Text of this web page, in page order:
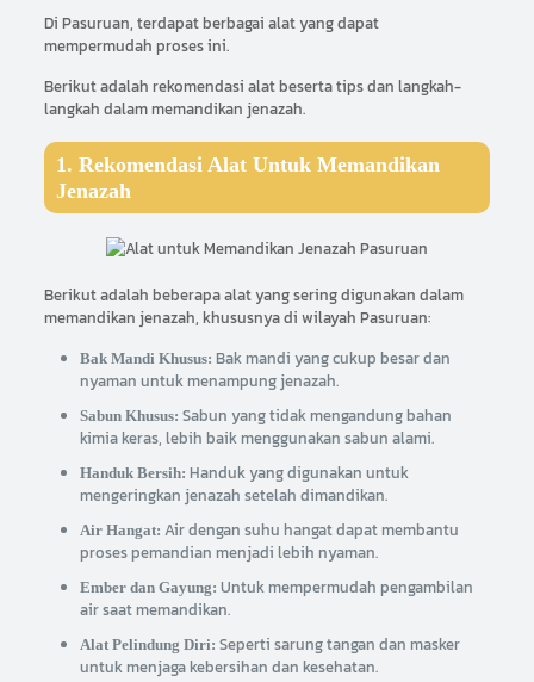
Di Pasuruan, terdapat berbagai alat yang dapat
mempermudah proses ini.
Berikut adalah rekomendasi alat beserta tips dan langkah-
langkah dalam memandikan jenazah.
1. Rekomendasi Alat Untuk Memandikan
Jenazah
Berikut adalah beberapa alat yang sering digunakan dalam
memandikan jenazah, khususnya di wilayah Pasuruan:
Bak Mandi Khusus: Bak mandi yang cukup besar dan
nyaman untuk menampung jenazah.
Sabun Khusus: Sabun yang tidak mengandung bahan
kimia keras, lebih baik menggunakan sabun alami.
Handuk Bersih: Handuk yang digunakan untuk
mengeringkan jenazah setelah dimandikan.
Air Hangat: Air dengan suhu hangat dapat membantu
proses pemandian menjadi lebih nyaman.
Ember dan Gayung: Untuk mempermudah pengambilan
air saat memandikan.
Alat Pelindung Diri: Seperti sarung tangan dan masker
untuk menjaga kebersihan dan kesehatan.